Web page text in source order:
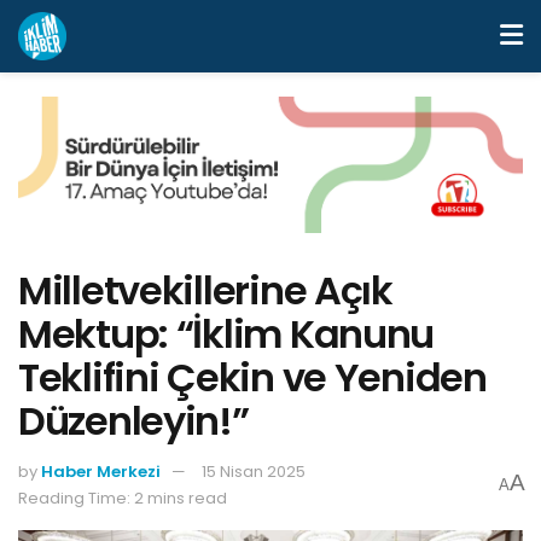
Milletvekillerine Açık
Mektup: “İklim Kanunu
Teklifini Çekin ve Yeniden
Düzenleyin!”
by Haber Merkezi
15 Nisan 2025
Reading Time: 2 mins read
AA